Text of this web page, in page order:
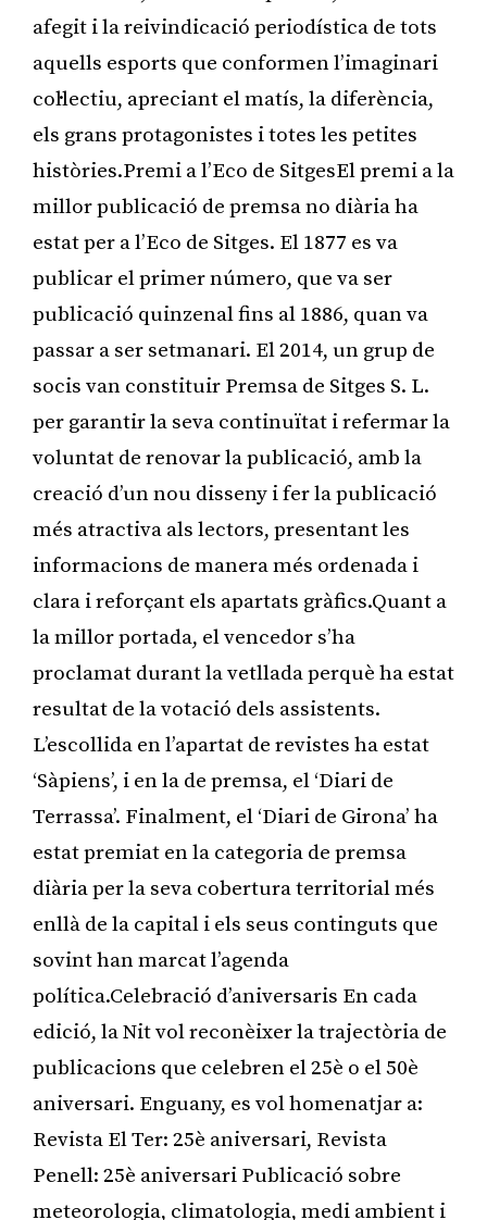
afegit i la reivindicació periodística de tots
aquells esports que conformen l’imaginari
col·lectiu, apreciant el matís, la diferència,
els grans protagonistes i totes les petites
històries.Premi a l’Eco de SitgesEl premi a la
millor publicació de premsa no diària ha
estat per a l’Eco de Sitges. El 1877 es va
publicar el primer número, que va ser
publicació quinzenal fins al 1886, quan va
passar a ser setmanari. El 2014, un grup de
socis van constituir Premsa de Sitges S. L.
per garantir la seva continuïtat i refermar la
voluntat de renovar la publicació, amb la
creació d’un nou disseny i fer la publicació
més atractiva als lectors, presentant les
informacions de manera més ordenada i
clara i reforçant els apartats gràfics.Quant a
la millor portada, el vencedor s’ha
proclamat durant la vetllada perquè ha estat
resultat de la votació dels assistents.
L’escollida en l’apartat de revistes ha estat
‘Sàpiens’, i en la de premsa, el ‘Diari de
Terrassa’. Finalment, el ‘Diari de Girona’ ha
estat premiat en la categoria de premsa
diària per la seva cobertura territorial més
enllà de la capital i els seus continguts que
sovint han marcat l’agenda
política.Celebració d’aniversaris En cada
edició, la Nit vol reconèixer la trajectòria de
publicacions que celebren el 25è o el 50è
aniversari. Enguany, es vol homenatjar a:
Revista El Ter: 25è aniversari, Revista
Penell: 25è aniversari Publicació sobre
meteorologia, climatologia, medi ambient i